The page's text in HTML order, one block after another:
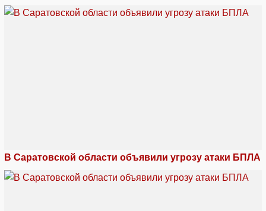
В Саратовской области объявили угрозу атаки БПЛА